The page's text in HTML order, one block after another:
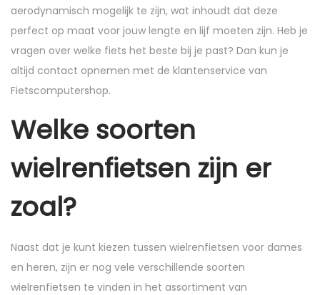
aerodynamisch mogelijk te zijn, wat inhoudt dat deze
perfect op maat voor jouw lengte en lijf moeten zijn. Heb je
vragen over welke fiets het beste bij je past? Dan kun je
altijd contact opnemen met de klantenservice van
Fietscomputershop.
Welke soorten
wielrenfietsen zijn er
zoal?
Naast dat je kunt kiezen tussen wielrenfietsen voor dames
en heren, zijn er nog vele verschillende soorten
wielrenfietsen te vinden in het assortiment van